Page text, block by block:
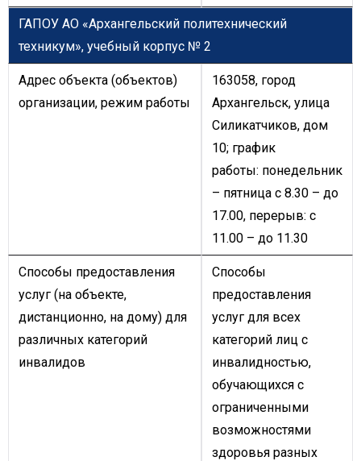
ГАПОУ АО «Архангельский политехнический
техникум», учебный корпус № 2
Адрес объекта (объектов)
организации, режим работы
163058, город
Архангельск, улица
Силикатчиков, дом
10; график
работы: понедельник
– пятница с 8.30 – до
17.00, перерыв: с
11.00 – до 11.30
Способы предоставления
услуг (на объекте,
дистанционно, на дому) для
различных категорий
инвалидов
Способы
предоставления
услуг для всех
категорий лиц с
инвалидностью,
обучающихся с
ограниченными
возможностями
здоровья разных